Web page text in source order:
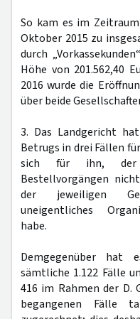
So kam es im
Oktober 2015 zu
durch
Höhe von 201.562,40
2016 wurde die
über beide
3. Das Landgericht
Betrugs in drei Fällen
sich für ihn, der
Bestellvorgängen
der jeweiligen
uneigentliches
habe.
Demgegenüber hat
sämtliche 1.122 Fälle
416 im Rahmen der D.
begangenen Fälle